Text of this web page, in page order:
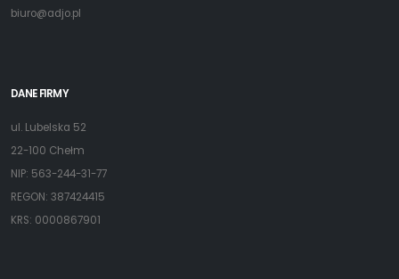
biuro@adjo.pl
DANE FIRMY
ul. Lubelska 52
22-100 Chełm
NIP: 563-244-31-77
REGON: 387424415
KRS: 0000867901